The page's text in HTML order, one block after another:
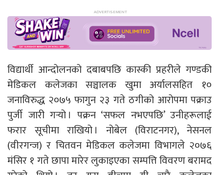
विद्यार्थी आन्दोलनको दबाबपछि कास्की प्रहरीले गण्डकी
मेडिकल कलेजका सञ्चालक खुमा अर्यालसहित १०
जनाविरुद्ध २०७५ फागुन २३ गते ठगीको आरोपमा पक्राउ
पुर्जी जारी गर्‍यो । पक्रन ‘सफल नभएपछि’ उनीहरूलाई
फरार सूचीमा राखियो । नोबेल (विराटनगर), नेसनल
(वीरगन्ज) र चितवन मेडिकल कलेजमा विभागले २०७६
मंसिर १ गते छापा मारेर लुकाइएका सम्पत्ति विवरण बरामद